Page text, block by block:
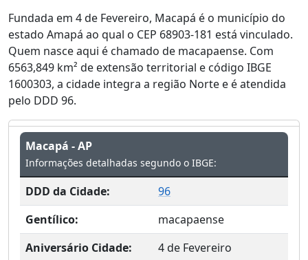
Fundada em 4 de Fevereiro, Macapá é o município do
estado Amapá ao qual o CEP 68903-181 está vinculado.
Quem nasce aqui é chamado de macapaense. Com
6563,849 km² de extensão territorial e código IBGE
1600303, a cidade integra a região Norte e é atendida
pelo DDD 96.
Macapá - AP
Informações detalhadas segundo o IBGE:
DDD da Cidade:
96
Gentílico:
macapaense
Aniversário Cidade:
4 de Fevereiro